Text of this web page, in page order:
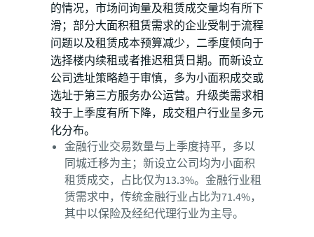
的情况，市场问询量及租赁成交量均有所下
滑；部分大面积租赁需求的企业受制于流程
问题以及租赁成本预算减少，二季度倾向于
选择楼内续租或者推迟租赁日期。而新设立
公司选址策略趋于审慎，多为小面积成交或
选址于第三方服务办公运营。升级类需求相
较于上季度有所下降，成交租户行业呈多元
化分布。
金融行业交易数量与上季度持平，多以
同城迁移为主；新设立公司均为小面积
租赁成交，占比仅为13.3%。金融行业租
赁需求中，传统金融行业占比为71.4%，
其中以保险及经纪代理行业为主导。